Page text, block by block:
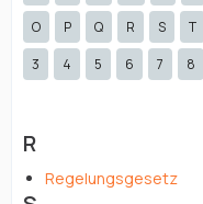
O
P Q R S T
3
4 5 6 7 8
R
Regelungsgesetz